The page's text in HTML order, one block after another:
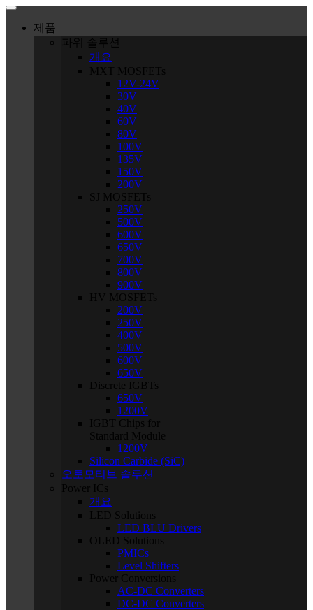
제품
파워 솔루션
개요
MXT MOSFETs
12V-24V
30V
40V
60V
80V
100V
135V
150V
200V
SJ MOSFETs
250V
500V
600V
650V
700V
800V
900V
HV MOSFETs
200V
250V
400V
500V
600V
650V
Discrete IGBTs
650V
1200V
IGBT Chips for
Standard Module
1200V
Silicon Carbide (SiC)
오토모티브 솔루션
Power ICs
개요
LED Solutions
LED BLU Drivers
OLED Solutions
PMICs
Level Shifters
Power Conversions
AC-DC Converters
DC-DC Converters